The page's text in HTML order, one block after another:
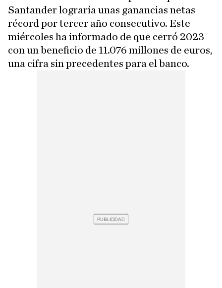
Santander lograría unas ganancias netas
récord por tercer año consecutivo. Este
miércoles ha informado de que cerró 2023
con un beneficio de 11.076 millones de euros,
una cifra sin precedentes para el banco.